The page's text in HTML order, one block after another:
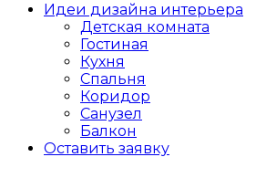
Идеи дизайна интерьера
Детская комната
Гостиная
Кухня
Спальня
Коридор
Санузел
Балкон
Оставить заявку